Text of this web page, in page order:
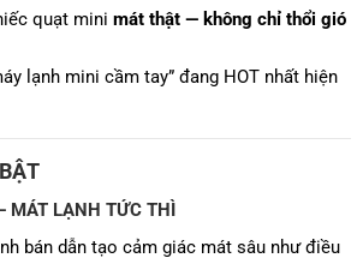
quạt mini mát thật — không chỉ thổi gió
lạnh mini cầm tay” đang HOT nhất hiện
MÁT LẠNH TỨC THÌ
bán dẫn tạo cảm giác mát sâu như điều